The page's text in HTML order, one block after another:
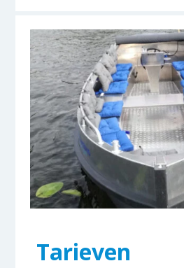
Tarieven